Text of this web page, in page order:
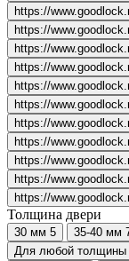
https://
https://
https://
https://
https://
https://
https://
https://
https://
https://
https://
Толщина двери
30 мм 5 35-40 мм
Для любой толщины